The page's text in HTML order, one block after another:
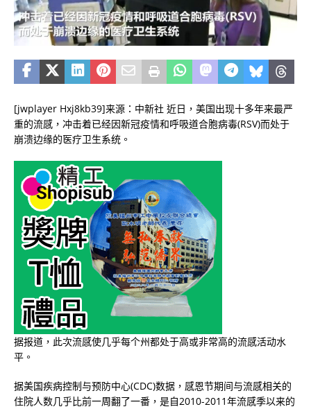
[jwplayer Hxj8kb39]来源：中新社 近日，美国出现十多年来最严
重的流感，冲击着已经因新冠疫情和呼吸道合胞病毒(RSV)而处于
崩溃边缘的医疗卫生系统。
据报道，此次流感使几乎每个州都处于高或非常高的流感活动水
平。
据美国疾病控制与预防中心(CDC)数据，感恩节期间与流感相关的
住院人数几乎比前一周翻了一番，是自2010-2011年流感季以来的